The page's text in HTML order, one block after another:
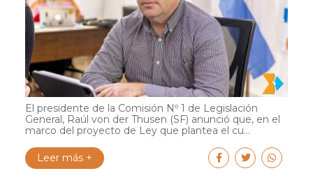
El presidente de la Comisión Nº 1 de Legislación
General, Raúl von der Thusen (SF) anunció que, en el
marco del proyecto de Ley que plantea el cu...
Leer más +